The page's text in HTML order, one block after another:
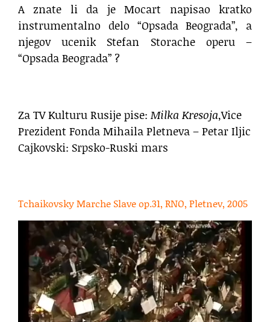
A znate li da je Mocart napisao kratko
instrumentalno delo “Opsada Beograda”, a
njegov ucenik Stefan Storache operu –
“Opsada Beograda” ?
Za TV Kulturu Rusije pise: Milka Kresoja,Vice
Prezident Fonda Mihaila Pletneva – Petar Iljic
Cajkovski: Srpsko-Ruski mars
Tchaikovsky Marche Slave op.31, RNO, Pletnev, 2005